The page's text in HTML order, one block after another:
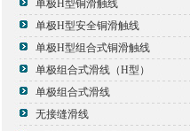
单极H型铜滑触线
单极H型安全铜滑触线
单极H型组合式铜滑触线
单极组合式滑线（H型）
单极组合式滑线
无接缝滑线